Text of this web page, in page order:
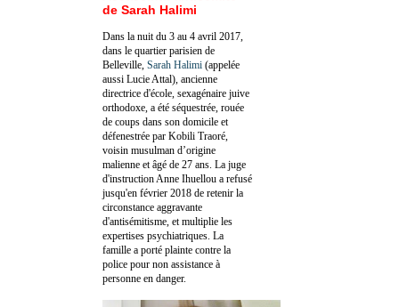
de Sarah Halimi
Dans la nuit du 3 au 4 avril 2017,
dans le quartier parisien de
Belleville, Sarah Halimi (appelée
aussi Lucie Attal), ancienne
directrice d'école, sexagénaire juive
orthodoxe, a été séquestrée, rouée
de coups dans son domicile et
défenestrée par Kobili Traoré,
voisin musulman d’origine
malienne et âgé de 27 ans. La juge
d'instruction Anne Ihuellou a refusé
jusqu'en février 2018 de retenir la
circonstance aggravante
d'antisémitisme, et multiplie les
expertises psychiatriques. La
famille a porté plainte contre la
police pour non assistance à
personne en danger.